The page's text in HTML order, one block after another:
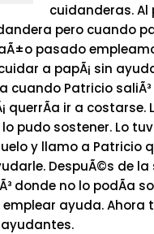
cuidanderas. Al
pero cuando
pasado
a papÃ¡ sin
cuando Patricio
querrÃ­a ir a
pudo sostener. Lo
y llamo a Patricio
DespuÃ©s de la
donde no lo podÃ­a
emplear ayuda. Ahora